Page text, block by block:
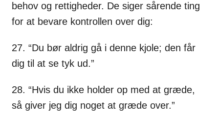
behov og rettigheder. De siger sårende ting
for at bevare kontrollen over dig:
27. “Du bør aldrig gå i denne kjole; den får
dig til at se tyk ud.”
28. “Hvis du ikke holder op med at græde,
så giver jeg dig noget at græde over.”